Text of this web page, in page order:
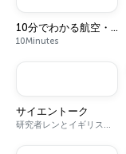
10分でわかる航空・宇宙ニュース
10Minutes
サイエントーク
研究者レンとイギリス駐在員エマ